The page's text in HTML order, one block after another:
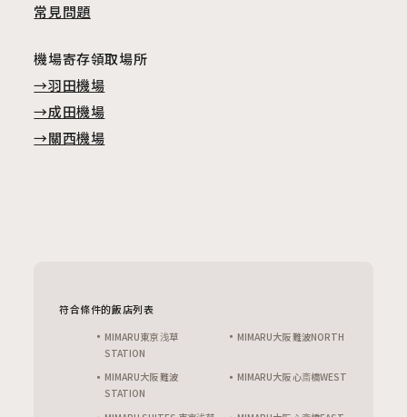
常見問題
機場寄存領取場所
→羽田機場
→成田機場
→關西機場
符合條件的飯店列表
MIMARU東京 浅草
STATION
MIMARU大阪 難波NORTH
MIMARU大阪 難波
STATION
MIMARU大阪 心斎橋WEST